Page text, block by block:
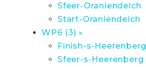
Sfeer-Oraniendeich
Start-Oraniendeich
WP6 (3) »
Finish-s-Heerenberg
Sfeer-s-Heerenberg